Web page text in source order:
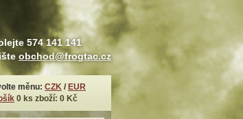
574 141 141
obchod@frogtac.cz
měnu: CZK / EUR
0 ks zboží: 0 Kč